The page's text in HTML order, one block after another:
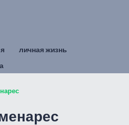
личная жизнь